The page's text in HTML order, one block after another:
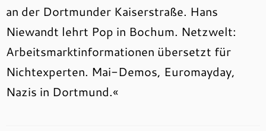
an der Dortmunder Kaiserstraße. Hans
Niewandt lehrt Pop in Bochum. Netzwelt:
Arbeitsmarktinformationen übersetzt für
Nichtexperten. Mai-Demos, Euromayday,
Nazis in Dortmund.«